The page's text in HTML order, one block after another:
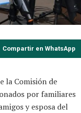
Compartir en WhatsApp
la Comisión de
por familiares
y esposa del